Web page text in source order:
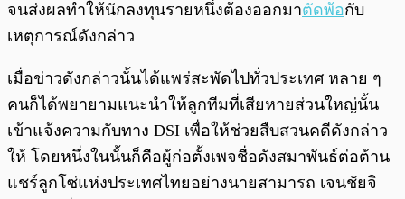
จนส่งผลทำให้นักลงทุนรายหนึ่งต้องออกมาตัดพ้อกับ
เหตุการณ์ดังกล่าว
เมื่อข่าวดังกล่าวนั้นได้แพร่สะพัดไปทั่วประเทศ หลาย ๆ
คนก็ได้พยายามแนะนำให้ลูกทีมที่เสียหายส่วนใหญ่นั้น
เข้าแจ้งความกับทาง DSI เพื่อให้ช่วยสืบสวนคดีดังกล่าว
ให้ โดยหนึ่งในนั้นก็คือผู้ก่อตั้งเพจชื่อดังสมาพันธ์ต่อต้าน
แชร์ลูกโซ่แห่งประเทศไทยอย่างนายสามารถ เจนชัยจิ